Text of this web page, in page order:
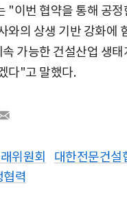
"이번 협약을 통해 공정
와의 상생 기반 강화에
가능한 건설산업 생
다"고 말했다.
위원회 대한전문건설
협력